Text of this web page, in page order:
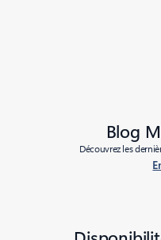
Blog
Découvrez les